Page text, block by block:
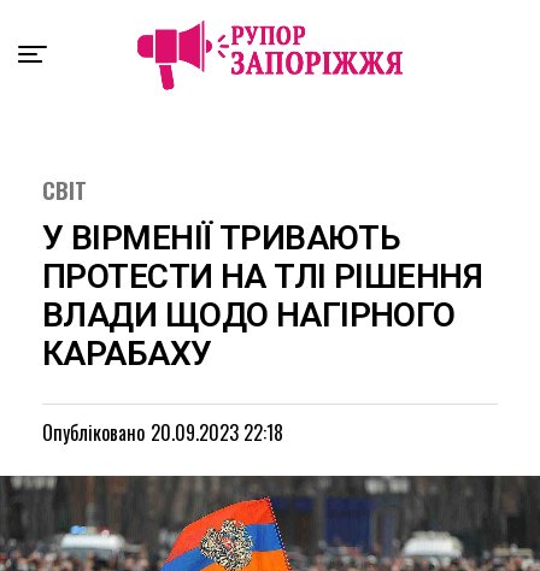
СВІТ
У ВІРМЕНІЇ ТРИВАЮТЬ
ПРОТЕСТИ НА ТЛІ РІШЕННЯ
ВЛАДИ ЩОДО НАГІРНОГО
КАРАБАХУ
Опубліковано 20.09.2023 22:18
Exit mobile version